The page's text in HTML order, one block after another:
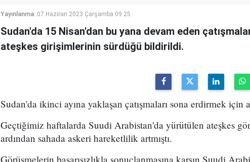
Yayınlanma: 07 Haziran 2023 Çarşamba 09:25
Sudan'da 15 Nisan'dan bu yana devam eden
ateşkes girişimlerinin sürdüğü bildirildi.
Sudan'da ikinci ayına yaklaşan çatışmaları sona erdirmek için
Geçtiğimiz haftalarda Suudi Arabistan'da yürütülen ateşkes
ardından sahada askeri hareketlilik artmıştı.
Görüşmelerin başarısızlıkla sonuçlanmasına karşın Suudi